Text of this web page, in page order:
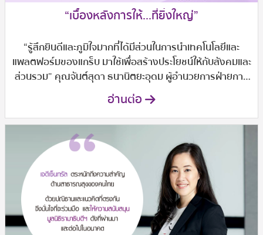
“เบื้องหลังการให้...ที่ยิ่งใหญ่”
“รู้สึกยินดีและภูมิใจมากที่ได้มีส่วนในการนำเทคโนโลยีและ
แพลตฟอร์มของแกร็บ มาใช้เพื่อสร้างประโยชน์ให้กับสังคมและ
ส่วนรวม” คุณจันต์สุดา ธนานิตยะอุดม ผู้อำนวยการฝ่ายการ
ตลาด แกร็บ ประเทศไทย
อ่านต่อ